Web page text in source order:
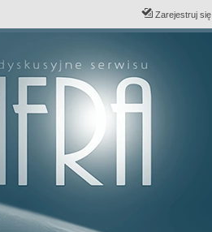
Zarejestruj się